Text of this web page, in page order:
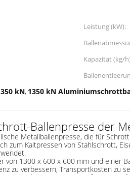
Leistung (kW):
(mm):
Kapazität (kg/
Bedienung:
kN, 1350 kN
Ballenpresse der
Metallballenpresse, die für
zum Kaltpressen von Stahlschrott,
1300 x 600 x 600 mm und einer
zu verbessern, Transportkosten zu